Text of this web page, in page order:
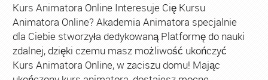
Kurs Animatora Online Interesuje Cię Kursu
Animatora Online? Akademia Animatora specjalnie
dla Ciebie stworzyła dedykowaną Platformę do nauki
zdalnej, dzięki czemu masz możliwość ukończyć
Kurs Animatora Online, w zaciszu domu! Mając